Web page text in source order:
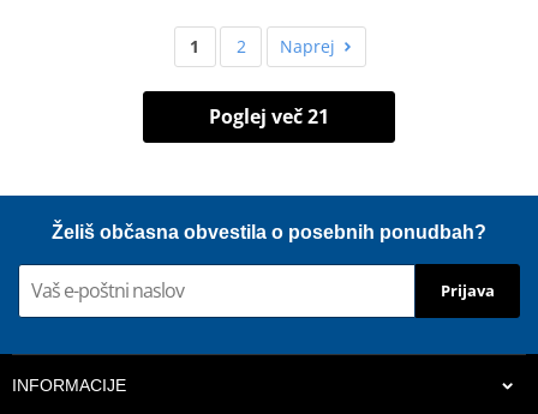
1 2 Naprej
Poglej več 21
Želiš občasna obvestila o posebnih ponudbah?
Prijava
INFORMACIJE